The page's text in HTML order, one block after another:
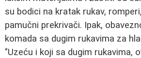
su bodici na kratak rukav,
pamučni prekrivači. Ipak,
komada sa dugim rukavima za
"Uzeću i koji sa dugim rukavima,